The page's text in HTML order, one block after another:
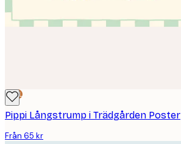
DEAL
Pippi Långstrump i Trädgården Poster
Från 65 kr